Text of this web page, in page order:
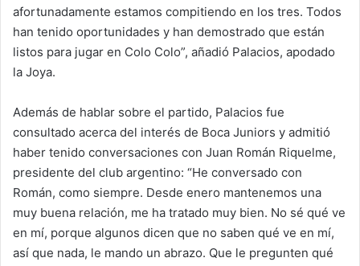
afortunadamente estamos compitiendo en los tres. Todos
han tenido oportunidades y han demostrado que están
listos para jugar en Colo Colo”, añadió Palacios, apodado
la Joya.
Además de hablar sobre el partido, Palacios fue
consultado acerca del interés de Boca Juniors y admitió
haber tenido conversaciones con Juan Román Riquelme,
presidente del club argentino: “He conversado con
Román, como siempre. Desde enero mantenemos una
muy buena relación, me ha tratado muy bien. No sé qué ve
en mí, porque algunos dicen que no saben qué ve en mí,
así que nada, le mando un abrazo. Que le pregunten qué